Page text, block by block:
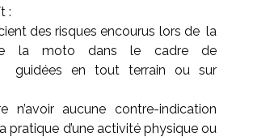
:
des risques encourus lors de la
la moto dans le cadre de
guidées en tout terrain ou sur
aucune contre-indication
pratique d’une activité physique ou